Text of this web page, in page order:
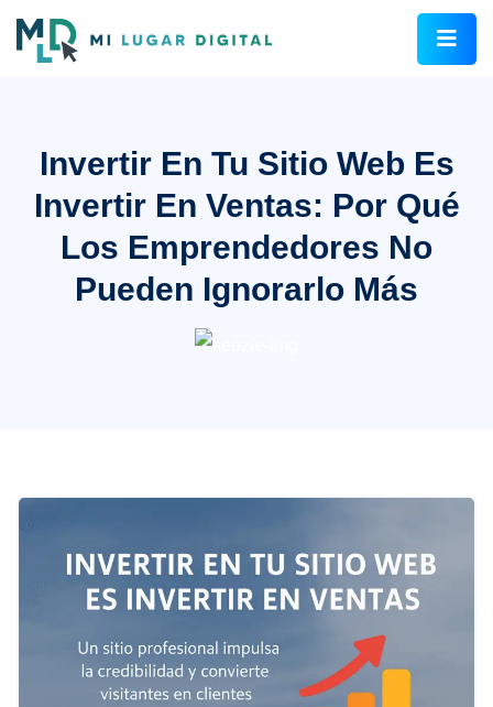
Invertir En Tu Sitio Web Es
Invertir En Ventas: Por Qué
Los Emprendedores No
Pueden Ignorarlo Más